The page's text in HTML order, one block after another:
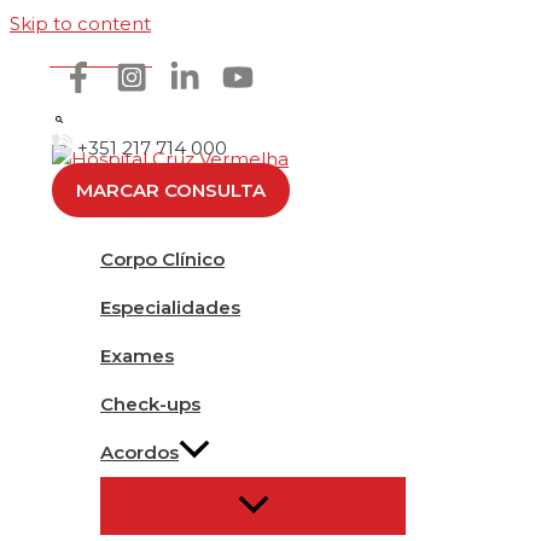
Skip to content
Como chegar
+351 217 714 000
MARCAR CONSULTA
Corpo Clínico
Especialidades
Exames
Check-ups
Acordos